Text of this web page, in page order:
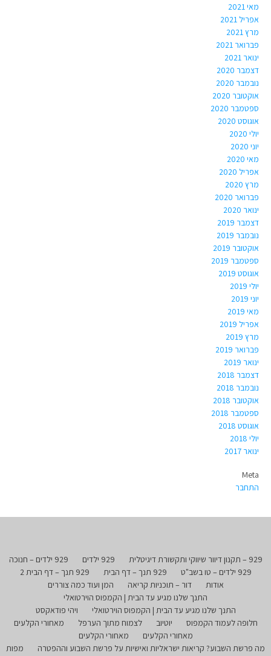
מאי 2021
אפריל 2021
מרץ 2021
פברואר 2021
ינואר 2021
דצמבר 2020
נובמבר 2020
אוקטובר 2020
ספטמבר 2020
אוגוסט 2020
יולי 2020
יוני 2020
מאי 2020
אפריל 2020
מרץ 2020
פברואר 2020
ינואר 2020
דצמבר 2019
נובמבר 2019
אוקטובר 2019
ספטמבר 2019
אוגוסט 2019
יולי 2019
יוני 2019
מאי 2019
אפריל 2019
מרץ 2019
פברואר 2019
ינואר 2019
דצמבר 2018
נובמבר 2018
אוקטובר 2018
ספטמבר 2018
אוגוסט 2018
יולי 2018
ינואר 2017
Meta
התחבר
929 – תקנון דיוור שיווקי ותקשורת דיגיטלית 929 ילדים
929 ילדים – חנוכה
929 ילדים – טו בשב"ט
929 תנך – דף הבית
929 תנך – דף הבית 2
אודות
דור – תוכניות קריאה
המן ועוד כמה צוררים
התנך שלנו מגיע עד הבית | הקמפוס הוירטואלי
התנך שלנו מגיע עד הבית | הקמפוס הוירטואלי
ויהי פודאקסט
חלופה לעמוד הקמפוס
יוטיוב לצמוח מתוך הערפל
מאחורי הקלעים
מאחורי הקלעים
מאחורי הקלעים
מה פרשת השבוע? קריאות ישראליות ואישיות על פרשת השבוע וההפטרה
מפות